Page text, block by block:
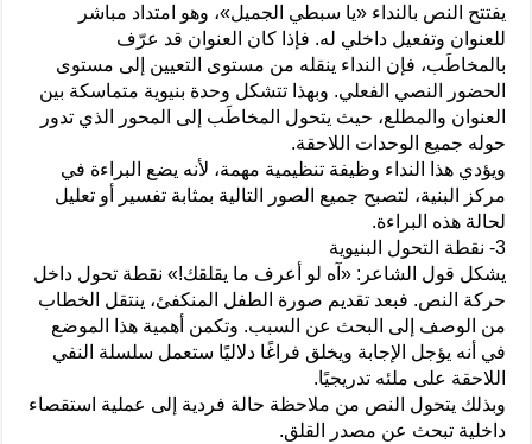
يفتتح النص بالنداء «يا سبطي الجميل»، وهو امتداد مباشر
للعنوان وتفعيل داخلي له. فإذا كان العنوان قد عرّف
بالمخاطَب، فإن النداء ينقله من مستوى التعيين إلى مستوى
الحضور النصي الفعلي. وبهذا تتشكل وحدة بنيوية متماسكة بين
العنوان والمطلع، حيث يتحول المخاطَب إلى المحور الذي تدور
حوله جميع الوحدات اللاحقة.
ويؤدي هذا النداء وظيفة تنظيمية مهمة، لأنه يضع البراءة في
مركز البنية، لتصبح جميع الصور التالية بمثابة تفسير أو تعليل
لحالة هذه البراءة.
3- نقطة التحول البنيوية
يشكل قول الشاعر: «آه لو أعرف ما يقلقك!» نقطة تحول داخل
حركة النص. فبعد تقديم صورة الطفل المنكفئ، ينتقل الخطاب
من الوصف إلى البحث عن السبب. وتكمن أهمية هذا الموضع
في أنه يؤجل الإجابة ويخلق فراغًا دلاليًا ستعمل سلسلة النفي
اللاحقة على ملئه تدريجيًا.
وبذلك يتحول النص من ملاحظة حالة فردية إلى عملية استقصاء
داخلية تبحث عن مصدر القلق.